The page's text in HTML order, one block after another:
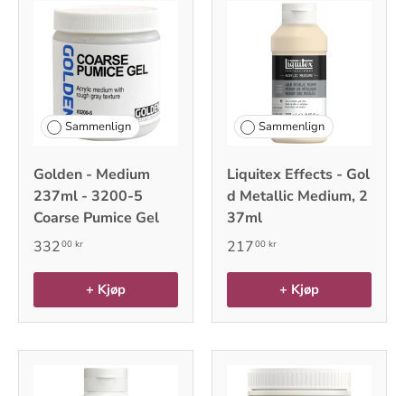
Sammenlign
Golden - Medium
237ml - 3200-5
Coarse Pumice Gel
33200 kr
+ Kjøp
Sammenlign
Liquitex Effects - Gol
d Metallic Medium, 2
37ml
21700 kr
+ Kjøp